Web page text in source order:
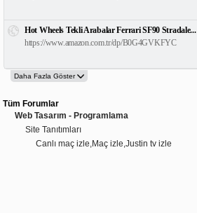
Hot Wheels Tekli Arabalar Ferrari SF90 Stradale...
https://www.amazon.com.tr/dp/B0G4GVKFYC
Tüm Forumlar
Web Tasarım - Programlama
Site Tanıtımları
Canlı maç izle,Maç izle,Justin tv izle